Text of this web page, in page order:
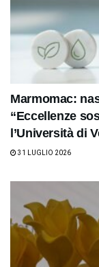
Marmomac:
“Eccellenze
l’Università di
31 LUGLIO 2026